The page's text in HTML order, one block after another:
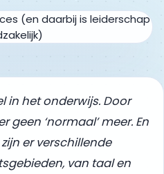
in het onderwijs. Door
geen ‘normaal’ meer. En
er verschillende
van taal en